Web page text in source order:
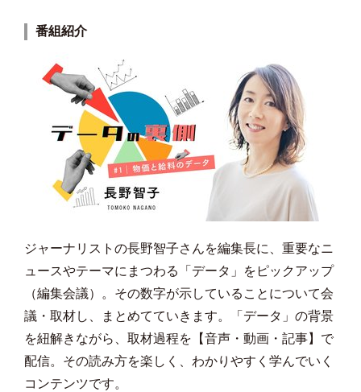
番組紹介
ジャーナリストの長野智子さんを編集長に、重要なニ
ュースやテーマにまつわる「データ」をピックアップ
（編集会議）。その数字が示していることについて会
議・取材し、まとめてていきます。「データ」の背景
を紐解きながら、取材過程を【音声・動画・記事】で
配信。その読み方を楽しく、わかりやすく学んでいく
コンテンツです。